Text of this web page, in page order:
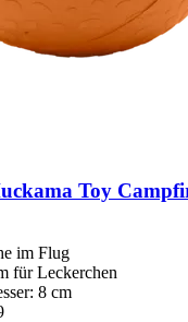
Toy
im Flug
für Leckerchen
8 cm